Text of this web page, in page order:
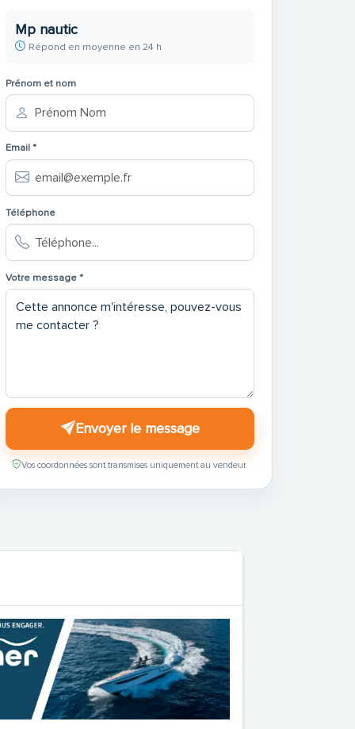
Mp nautic
Répond en moyenne en 24 h
Prénom et nom
Email *
Téléphone
Votre message *
Envoyer le message
Vos coordonnées sont transmises uniquement au vendeur.